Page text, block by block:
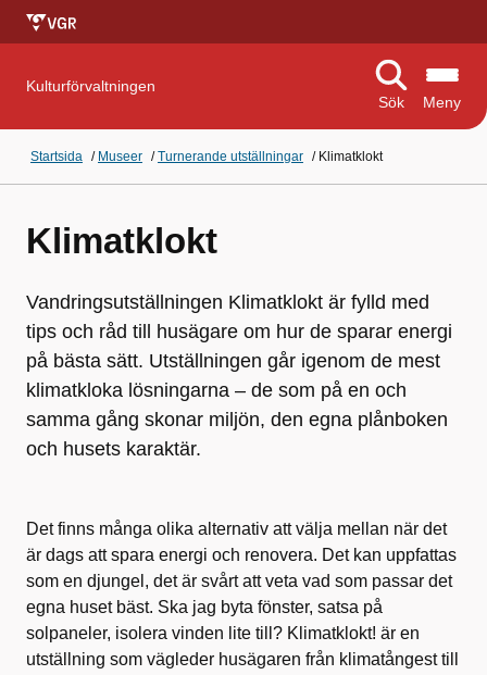
Kulturförvaltningen
Sök
Meny
Startsida / Museer /Turnerande utställningar / Klimatklokt
Klimatklokt
Vandringsutställningen Klimatklokt är fylld med
tips och råd till husägare om hur de sparar energi
på bästa sätt. Utställningen går igenom de mest
klimatkloka lösningarna – de som på en och
samma gång skonar miljön, den egna plånboken
och husets karaktär.
Det finns många olika alternativ att välja mellan när det
är dags att spara energi och renovera. Det kan uppfattas
som en djungel, det är svårt att veta vad som passar det
egna huset bäst. Ska jag byta fönster, satsa på
solpaneler, isolera vinden lite till? Klimatklokt! är en
utställning som vägleder husägaren från klimatångest till